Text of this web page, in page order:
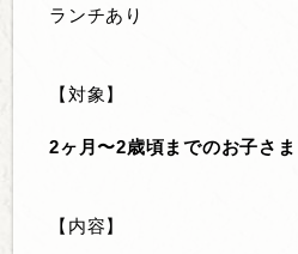
ランチあり
【対象】
2ヶ月〜2歳頃までのお子さま
【内容】